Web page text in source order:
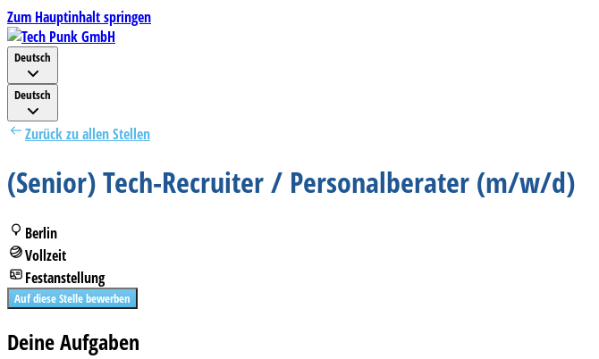
Zum Hauptinhalt springen
Deutsch
Deutsch
Zurück zu allen Stellen
(Senior) Tech-Recruiter / Personalberater (m/w/d)
Berlin
Vollzeit
Festanstellung
Auf diese Stelle bewerben
Deine Aufgaben